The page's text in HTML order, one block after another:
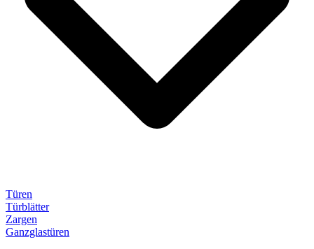
Türen
Türblätter
Zargen
Ganzglastüren